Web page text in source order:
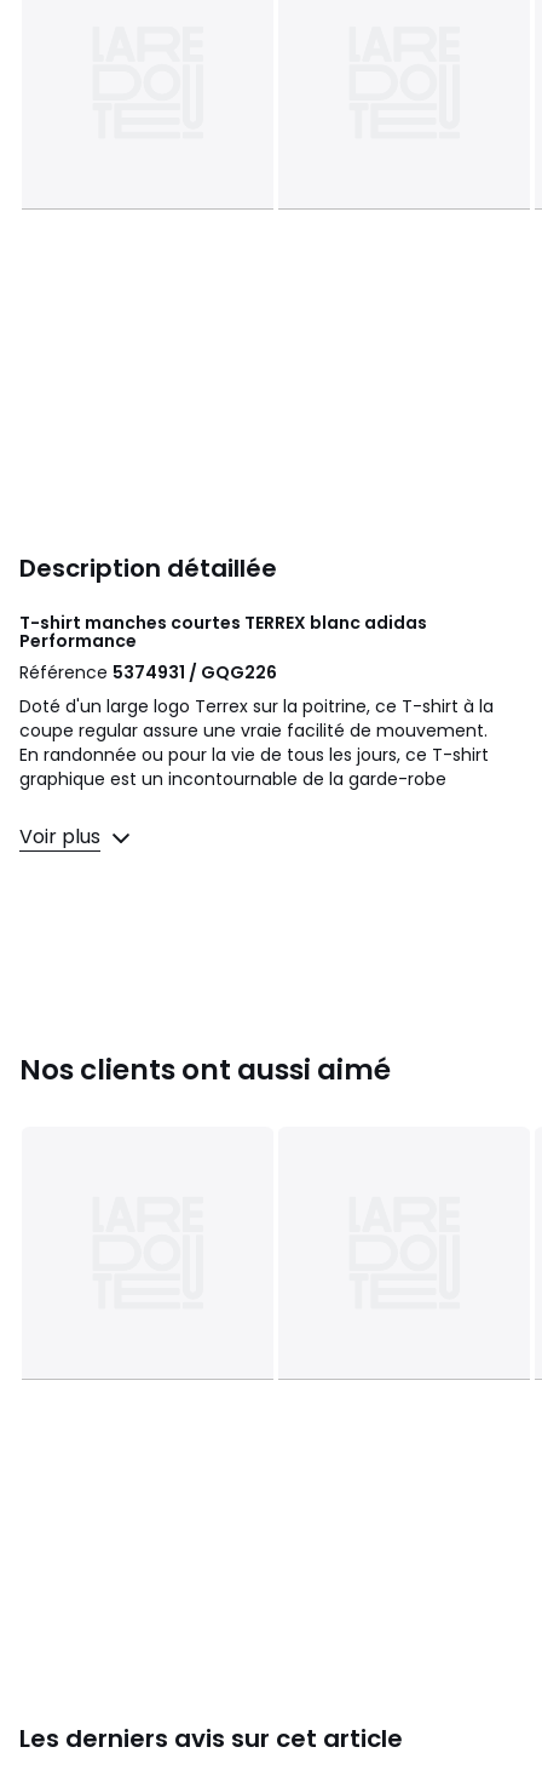
Description détaillée
T-shirt manches courtes TERREX blanc adidas
Performance
Référence 5374931 / GQG226
Doté d'un large logo Terrex sur la poitrine, ce T-shirt à la
coupe regular assure une vraie facilité de mouvement.
En randonnée ou pour la vie de tous les jours, ce T-shirt
graphique est un incontournable de la garde-robe
Détails produit
• Manches courtes
• Température de repassage faible
Voir plus
Nos clients ont aussi aimé
Les derniers avis sur cet article